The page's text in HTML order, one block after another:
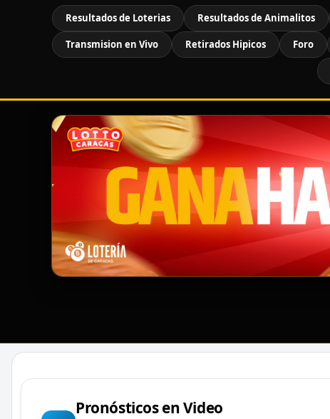
Resultados de Loterias Resultados de Animalitos
Transmision en Vivo Retirados Hipicos Foro
Pronósticos en Video